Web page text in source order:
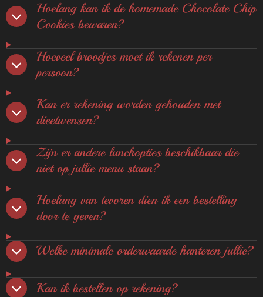
Hoelang kan ik de homemade Chocolate Chip
Cookies bewaren?
Hoeveel broodjes moet ik rekenen per
persoon?
Kan er rekening worden gehouden met
dieetwensen?
Zijn er andere lunchopties beschikbaar die
niet op jullie menu staan?
Hoelang van tevoren dien ik een bestelling
door te geven?
Welke minimale orderwaarde hanteren jullie?
Kan ik bestellen op rekening?